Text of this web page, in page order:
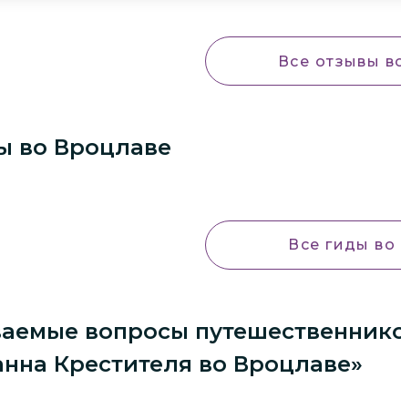
Все отзывы
во Вроцлаве
Все гиды во
вопросы
Крестителя во Вроцлаве»